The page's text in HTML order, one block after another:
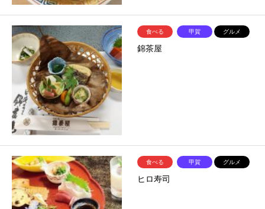
食べる 甲賀 グルメ
錦茶屋
食べる 甲賀 グルメ
ヒロ寿司